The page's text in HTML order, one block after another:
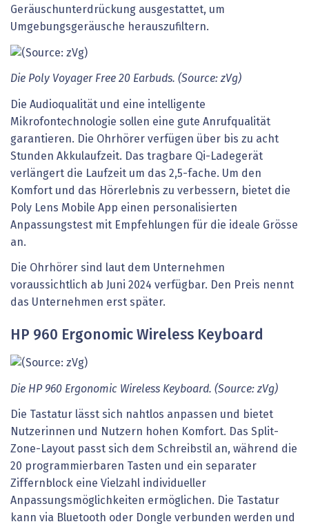
Geräuschunterdrückung ausgestattet, um
Umgebungsgeräusche herauszufiltern.
Die Poly Voyager Free 20 Earbuds. (Source: zVg)
Die Audioqualität und eine intelligente
Mikrofontechnologie sollen eine gute Anrufqualität
garantieren. Die Ohrhörer verfügen über bis zu acht
Stunden Akkulaufzeit. Das tragbare Qi-Ladegerät
verlängert die Laufzeit um das 2,5-fache. Um den
Komfort und das Hörerlebnis zu verbessern, bietet die
Poly Lens Mobile App einen personalisierten
Anpassungstest mit Empfehlungen für die ideale Grösse
an.
Die Ohrhörer sind laut dem Unternehmen
voraussichtlich ab Juni 2024 verfügbar. Den Preis nennt
das Unternehmen erst später.
HP 960 Ergonomic Wireless Keyboard
Die HP 960 Ergonomic Wireless Keyboard. (Source: zVg)
Die Tastatur lässt sich nahtlos anpassen und bietet
Nutzerinnen und Nutzern hohen Komfort. Das Split-
Zone-Layout passt sich dem Schreibstil an, während die
20 programmierbaren Tasten und ein separater
Ziffernblock eine Vielzahl individueller
Anpassungsmöglichkeiten ermöglichen. Die Tastatur
kann via Bluetooth oder Dongle verbunden werden und